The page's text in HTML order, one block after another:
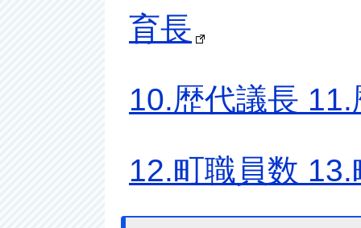
育長
10.歴代議長
12.町職員数